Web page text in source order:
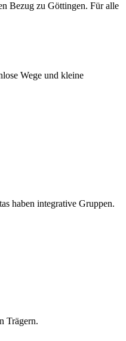
Bezug zu Göttingen. Für alle
Wege und kleine
haben integrative Gruppen.
Trägern.